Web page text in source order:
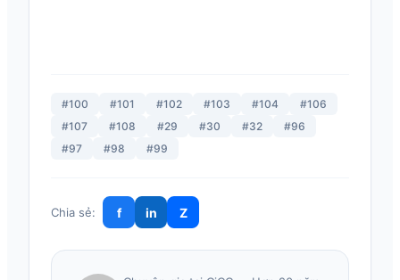
#100 #101 #102 #103 #104
#106
#107
#108 #29 #30 #32
#96
#97
#98 #99
Chia sẻ: f in Z